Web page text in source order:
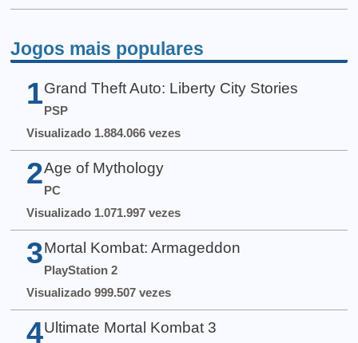
Jogos mais populares
1 Grand Theft Auto: Liberty City Stories
PSP
Visualizado 1.884.066 vezes
2 Age of Mythology
PC
Visualizado 1.071.997 vezes
3 Mortal Kombat: Armageddon
PlayStation 2
Visualizado 999.507 vezes
4 Ultimate Mortal Kombat 3